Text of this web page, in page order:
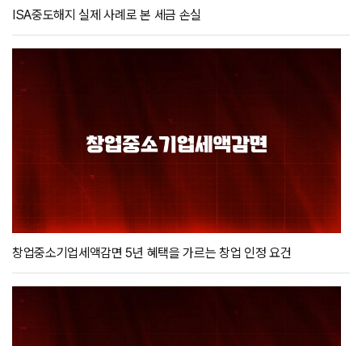
ISA중도해지 실제 사례로 본 세금 손실
창업중소기업세액감면 5년 혜택을 가르는 창업 인정 요건